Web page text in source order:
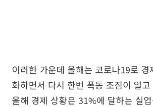
이러한 가운데 올해는 코로나19로 경
화하면서 다시 한번 폭동 조짐이 일
올해 경제 상황은 31%에 달하는 실